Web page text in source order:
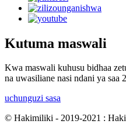
Kutuma maswali
Kwa maswali kuhusu bidhaa
na uwasiliane nasi ndani ya saa
uchunguzi sasa
© Hakimiliki - 2019-2021 :